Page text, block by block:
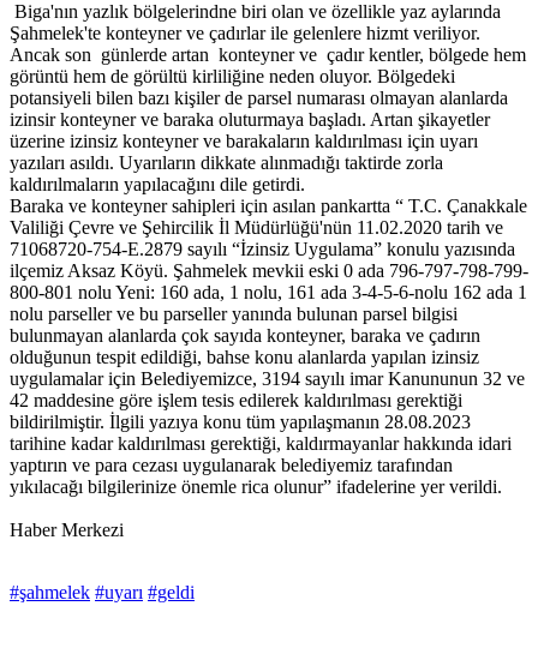
Biga'nın yazlık bölgelerindne biri olan ve özellikle yaz aylarında
Şahmelek'te konteyner ve çadırlar ile gelenlere hizmt veriliyor.
Ancak son günlerde artan konteyner ve çadır kentler, bölgede hem
görüntü hem de görültü kirliliğine neden oluyor. Bölgedeki
potansiyeli bilen bazı kişiler de parsel numarası olmayan alanlarda
izinsir konteyner ve baraka oluturmaya başladı. Artan şikayetler
üzerine izinsiz konteyner ve barakaların kaldırılması için uyarı
yazıları asıldı. Uyarıların dikkate alınmadığı taktirde zorla
kaldırılmaların yapılacağını dile getirdi.
Baraka ve konteyner sahipleri için asılan pankartta “ T.C. Çanakkale
Valiliği Çevre ve Şehircilik İl Müdürlüğü'nün 11.02.2020 tarih ve
71068720-754-E.2879 sayılı “İzinsiz Uygulama” konulu yazısında
ilçemiz Aksaz Köyü. Şahmelek mevkii eski 0 ada 796-797-798-799-
800-801 nolu Yeni: 160 ada, 1 nolu, 161 ada 3-4-5-6-nolu 162 ada 1
nolu parseller ve bu parseller yanında bulunan parsel bilgisi
bulunmayan alanlarda çok sayıda konteyner, baraka ve çadırın
olduğunun tespit edildiği, bahse konu alanlarda yapılan izinsiz
uygulamalar için Belediyemizce, 3194 sayılı imar Kanununun 32 ve
42 maddesine göre işlem tesis edilerek kaldırılması gerektiği
bildirilmiştir. İlgili yazıya konu tüm yapılaşmanın 28.08.2023
tarihine kadar kaldırılması gerektiği, kaldırmayanlar hakkında idari
yaptırın ve para cezası uygulanarak belediyemiz tarafından
yıkılacağı bilgilerinize önemle rica olunur” ifadelerine yer verildi.
Haber Merkezi
#şahmelek #uyarı #geldi